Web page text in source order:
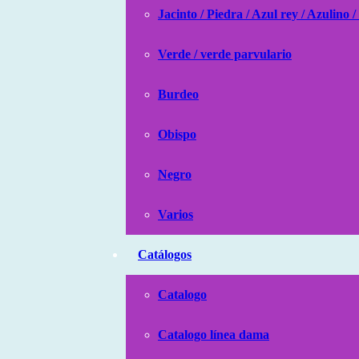
Jacinto / Piedra / Azul rey / Azulino /
Verde / verde parvulario
Burdeo
Obispo
Negro
Varios
Catálogos
Catalogo
Catalogo línea dama